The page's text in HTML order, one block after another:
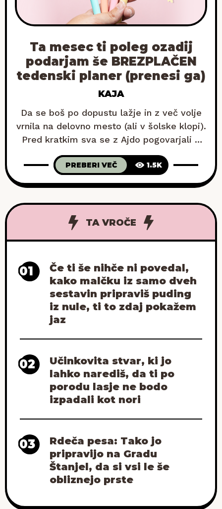
Ta mesec ti poleg ozadij
podarjam še BREZPLAČEN
tedenski planer (prenesi ga)
KAJA
Da se boš po dopustu lažje in z več volje
vrnila na delovno mesto (ali v šolske klopi).
Pred kratkim sva se z Ajdo pogovarjali o
tem, kako si po dopustu pogosto zadamo
nove rutine. No, vsaj v mojem primeru gre
PREBERI VEČ 1.5K
TA VROČE
01
Če ti še nihče ni povedal,
kako malčku iz samo dveh
sestavin pripraviš puding
iz nule, ti to zdaj pokažem
jaz
02
Učinkovita stvar, ki jo
lahko narediš, da ti po
porodu lasje ne bodo
izpadali kot nori
03
Rdeča pesa: Tako jo
pripravijo na Gradu
Štanjel, da si vsi le še
obliznejo prste